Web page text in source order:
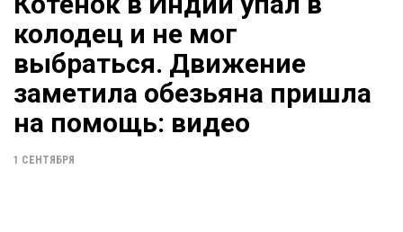
колодец и не мог
выбраться. Движение
заметила обезьяна пришла
на помощь: видео
1 СЕНТЯБРЯ